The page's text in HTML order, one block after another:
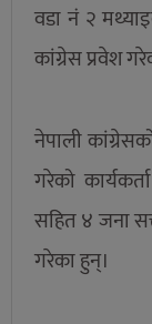
वडा नं २
कांग्रेस प्रवेश
नेपाली
गरेको
सहित ४ जना
गरेका हुन्।